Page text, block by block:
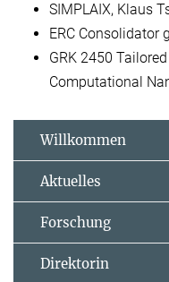
SIMPLAIX, Klaus
ERC Consolidator
GRK 2450
Computational
Willkommen
Aktuelles
Forschung
Direktorin